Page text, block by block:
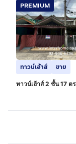
PREMIUM
ทาวน์เฮ้าส์ ขาย
ทาวน์เฮ้าส์ 2 ชั้น 17 ต